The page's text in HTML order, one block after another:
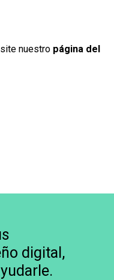
nuestro página del
digital,